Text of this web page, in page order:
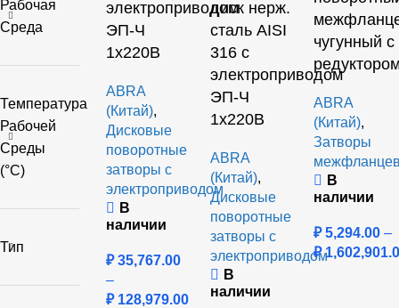
Рабочая
Среда
Температура
Рабочей
Среды
(°C)
Тип
электроприводом
ЭП-Ч
1х220В
ABRA
(Китай),
Дисковые
поворотные
затворы с
электроприводом
В
наличии
₽35,767.00
–
₽128,979.00
диск нерж.
сталь AISI
316 с
электроприводом
ЭП-Ч
1х220В
ABRA
(Китай),
Дисковые
поворотные
затворы с
электроприводом
В
наличии
чугунный с
ABRA
(Китай),
Затворы
В
наличии
₽5,294.00 –
₽